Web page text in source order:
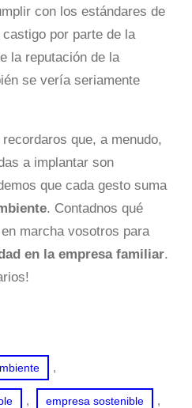
con los estándares de
por parte de la
la reputación de la
se vería seriamente
que, a menudo,
a implantar son
que cada gesto suma
. Contadnos qué
marcha vosotros para
en la empresa familiar.
,
, empresa sostenible ,